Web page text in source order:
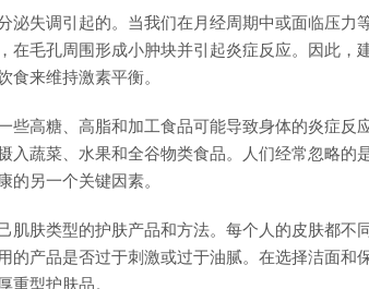
泌失调引起的。当我们在月经周期中或面临压力
在毛孔周围形成小肿块并引起炎症反应。因此，
食来维持激素平衡。
些高糖、高脂和加工食品可能导致身体的炎症反
入蔬菜、水果和全谷物类食品。人们经常忽略的
的另一个关键因素。
肌肤类型的护肤产品和方法。每个人的皮肤都不
的产品是否过于刺激或过于油腻。在选择洁面和
重型护肤品。